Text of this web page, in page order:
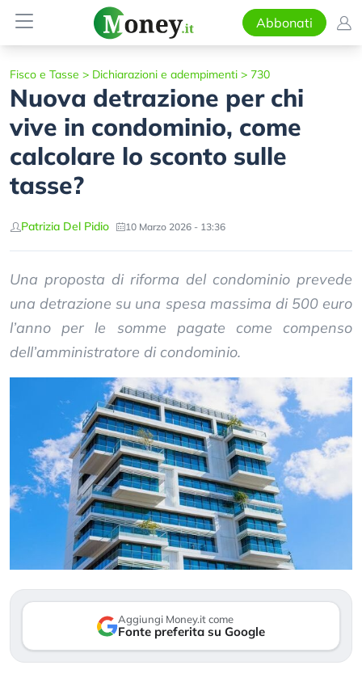
Abbonati
Fisco e Tasse > Dichiarazioni e adempimenti > 730
Nuova detrazione per chi
vive in condominio, come
calcolare lo sconto sulle
tasse?
Patrizia Del Pidio 10 Marzo 2026 - 13:36
Una proposta di riforma del condominio prevede
una detrazione su una spesa massima di 500 euro
l’anno per le somme pagate come compenso
dell’amministratore di condominio.
Aggiungi Money.it come
Fonte preferita su Google